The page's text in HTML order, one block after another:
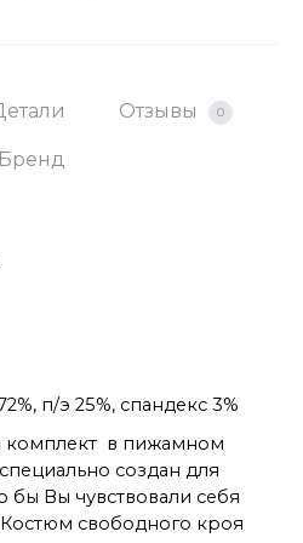
Отзывы 0
Бренд
п/э 25%, спандекс 3%
комплект в пижамном
создан для
Вы чувствовали себя
свободного кроя